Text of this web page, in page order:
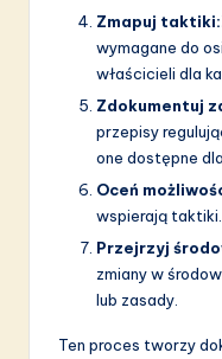
Zmapuj taktiki:
wymagane do
właścicieli dla
Zdokumentuj
przepisy
one dostępne
Oceń
wspierają
Przejrzyj
zmiany w
lub zasady.
Ten proces tworzy